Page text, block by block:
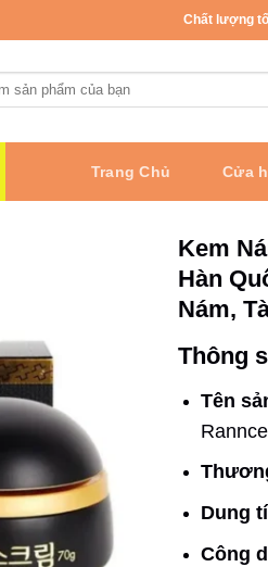
Chất lượng
Trang Chủ Cửa
Kem
Hàn
Nám,
Thông
Tên
Dung
Công